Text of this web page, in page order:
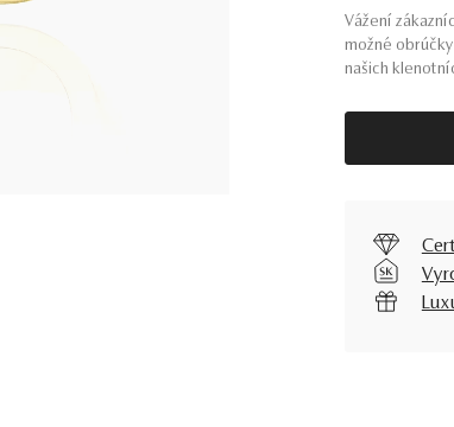
Vážení
možné
našich